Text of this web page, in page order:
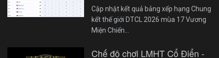
Cập nhật kết quả bảng xếp hạng Chung
kết thế giới DTCL 2026 mùa 17 Vương
Miện Chiến…
Chế độ chơi LMHT Cổ Điển -